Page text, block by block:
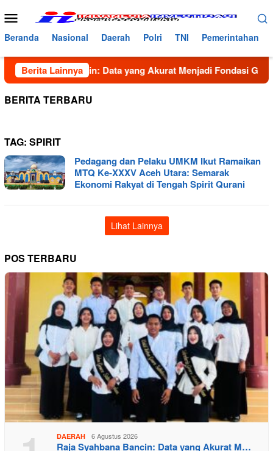
ke
konten
Menu
Mobile
Beranda Nasional Daerah Polri TNI Pemerintahan
Berita Lainnya
Bancin: Data yang Akurat Menjadi Fondasi Gerakan
BERITA TERBARU
TAG: SPIRIT
Pedagang dan Pelaku UMKM Ikut Ramaikan
MTQ Ke-XXXV Aceh Utara: Semarak
Ekonomi Rakyat di Tengah Spirit Qurani
Lihat Lainnya
POS TERBARU
DAERAH 6 Agustus 2026
Raja Syahbana Bancin: Data yang Akurat M…